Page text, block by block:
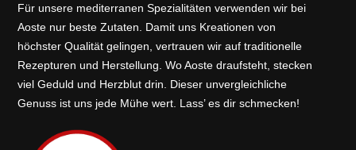
Für unsere mediterranen Spezialitäten verwenden wir bei
Aoste nur beste Zutaten. Damit uns Kreationen von
höchster Qualität gelingen, vertrauen wir auf traditionelle
Rezepturen und Herstellung. Wo Aoste draufsteht, stecken
viel Geduld und Herzblut drin. Dieser unvergleichliche
Genuss ist uns jede Mühe wert. Lass’ es dir schmecken!